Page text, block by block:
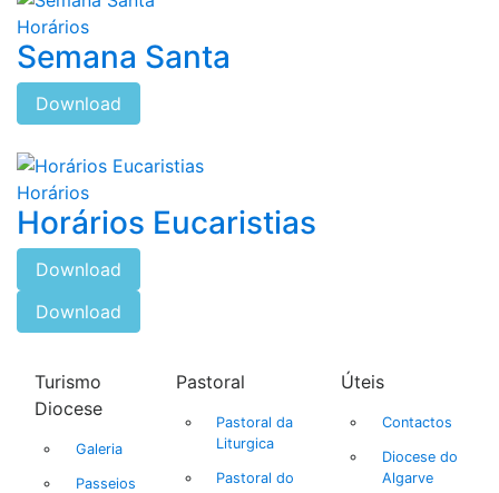
Horários
Semana Santa
Download
Horários
Horários Eucaristias
Download
Download
Turismo
Diocese
Galeria
Passeios
Pastoral
Pastoral da
Liturgica
Pastoral do
Úteis
Contactos
Diocese do
Algarve